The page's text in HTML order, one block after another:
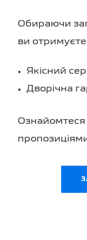
Обираючи
ви отримуєте
Якісний
Дворічна